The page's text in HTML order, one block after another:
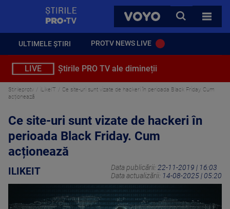
VOYO
CAUTA
TOATE
ULTIMELE ȘTIRI PROTV NEWS LIVE
LIVE Știrile PRO TV ale dimineții
Stirileprotv iLikeIT
Ce site-uri sunt vizate de hackeri în perioada Black Friday. Cum
acționează
Ce site-uri sunt vizate de hackeri în
perioada Black Friday. Cum
acționează
ILIKEIT Data publicării: 22-11-2019 | 16:03
Data actualizării: 14-08-2025 | 05:20